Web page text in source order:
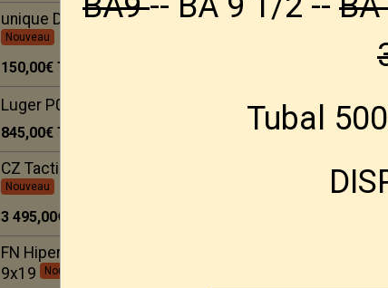
unique D3 -- 22Lr
Nouveau
150,00€TTC
Luger P08
845,00€TTC
CZ Tactical Sport 3
Nouveau
3 495,00€
FN Hiper MRD BLK
9x19 Nouveau
Tubal